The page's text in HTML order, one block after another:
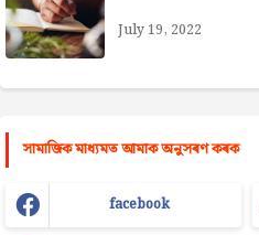
July 19, 2022
সামাজিক মাধ্যমত আমাক অনুসৰণ কৰক
facebook